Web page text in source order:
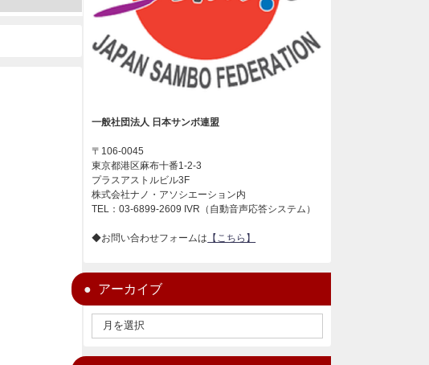
一般社団法人 日本サンボ連盟
〒106-0045
東京都港区麻布十番1-2-3
プラスアストルビル3F
株式会社ナノ・アソシエーション内
TEL：03-6899-2609 IVR（自動音声応答システム）
◆お問い合わせフォームは 【こちら】
アーカイブ